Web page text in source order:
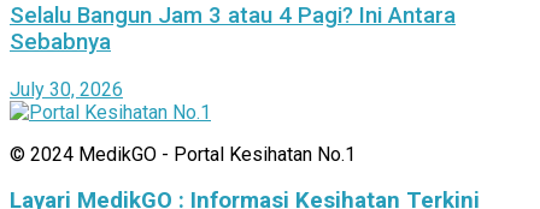
Selalu Bangun Jam 3 atau 4 Pagi? Ini Antara
Sebabnya
July 30, 2026
© 2024 MedikGO - Portal Kesihatan No.1
Layari MedikGO : Informasi Kesihatan Terkini